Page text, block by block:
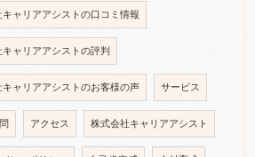
ャリアアシストの口コミ情報
ャリアアシストの評判
ャリアアシストのお客様の声 サービス
アクセス 株式会社キャリアアシスト